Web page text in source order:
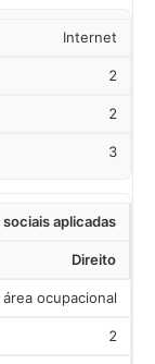
Internet
2
2
3
aplicadas
Direito
ocupacional
2